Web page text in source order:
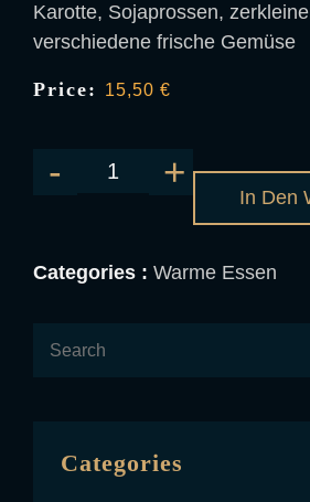
Karotte, Sojaprossen,
verschiedene frische Gemüse
Price: 15,50 €
In Den
Categories : Warme Essen
Categories